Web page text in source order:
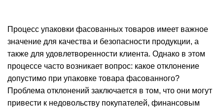
Процесс упаковки фасованных товаров имеет важное
значение для качества и безопасности продукции, а
также для удовлетворенности клиента. Однако в этом
процессе часто возникает вопрос: какое отклонение
допустимо при упаковке товара фасованного?
Проблема отклонений заключается в том, что они могут
привести к недовольству покупателей, финансовым